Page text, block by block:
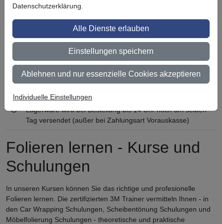
Persönliche Beratung und Betreuung
Keine Mindestbestellmenge
Ab 300 € Nettowarenwert versandkostenfrei (innerhalb
Zertifiziert nach ISO 9001
Lagerware wird bei Bestellung bis 14 Uhr noch am selben
Tag versendet (außer bei Zahlungsart Vorauskasse)
Folieren lernen - Kurse und
Schulungen
In unseren Kursen können Sie das richtige und profesionelle
Folieren lernen. Die zertifizierten 3M Trainer vermitteln Ihnen - in
den Car Wrapping Schulungen, Scheibentönung Schulungen und
Möbelfolierung Schulungen - theoretische und praktische
Datenschutzerklärung.
Alle Dienste erlauben
Einstellungen speichern
Ablehnen und nur essenzielle Cookies akzeptieren
Individuelle Einstellungen